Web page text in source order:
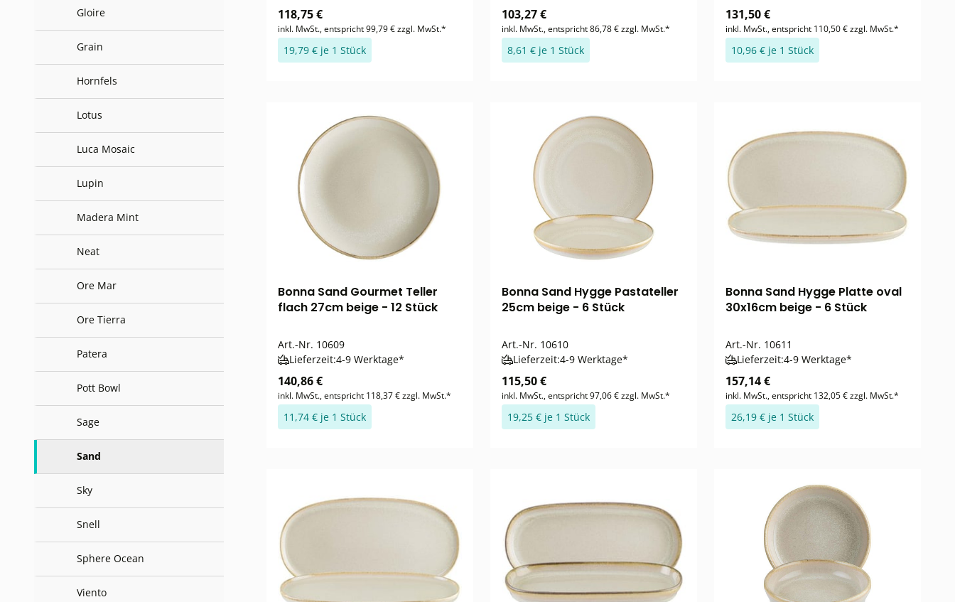
Gloire
Grain
Hornfels
Lotus
Luca Mosaic
Lupin
Madera Mint
Neat
Ore Mar
Ore Tierra
Patera
Pott Bowl
Sage
Sand
Sky
Snell
Sphere Ocean
Viento
118,75 €
inkl. MwSt., entspricht 99,79 € zzgl. MwSt.*
19,79 € je 1 Stück
103,27 €
inkl. MwSt., entspricht 86,78 € zzgl. MwSt.*
8,61 € je 1 Stück
131,50 €
inkl. MwSt., entspricht 110,50 € zzgl. MwSt.*
10,96 € je 1 Stück
Bonna Sand Gourmet Teller
flach 27cm beige - 12 Stück
Art.-Nr. 10609
Lieferzeit:4-9 Werktage*
140,86 €
inkl. MwSt., entspricht 118,37 € zzgl. MwSt.*
11,74 € je 1 Stück
Bonna Sand Hygge Pastateller
25cm beige - 6 Stück
Art.-Nr. 10610
Lieferzeit:4-9 Werktage*
115,50 €
inkl. MwSt., entspricht 97,06 € zzgl. MwSt.*
19,25 € je 1 Stück
Bonna Sand Hygge Platte oval
30x16cm beige - 6 Stück
Art.-Nr. 10611
Lieferzeit:4-9 Werktage*
157,14 €
inkl. MwSt., entspricht 132,05 € zzgl. MwSt.*
26,19 € je 1 Stück